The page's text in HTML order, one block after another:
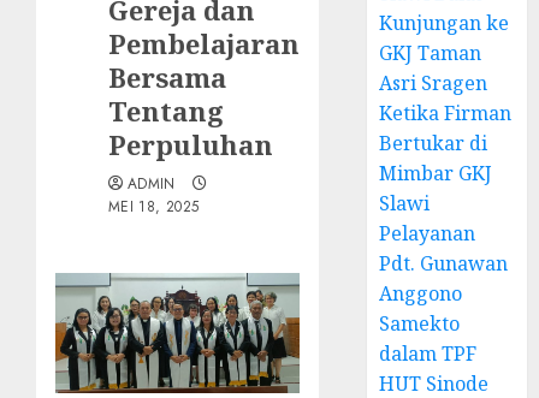
Gereja dan
Pembelajaran
Bersama
Tentang
Perpuluhan
ADMIN
MEI 18, 2025
Kunjungan ke
GKJ Taman
Asri Sragen
Ketika Firman
Bertukar di
Mimbar GKJ
Slawi
Pelayanan
Pdt. Gunawan
Anggono
Samekto
dalam TPF
HUT Sinode